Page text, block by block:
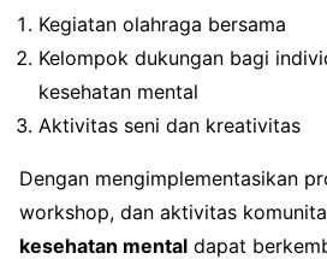
Kegiatan olahraga bersama
Kelompok dukungan bagi
kesehatan mental
Aktivitas seni dan kreativitas
Dengan mengimplementasikan
workshop, dan aktivitas
kesehatan mental dapat